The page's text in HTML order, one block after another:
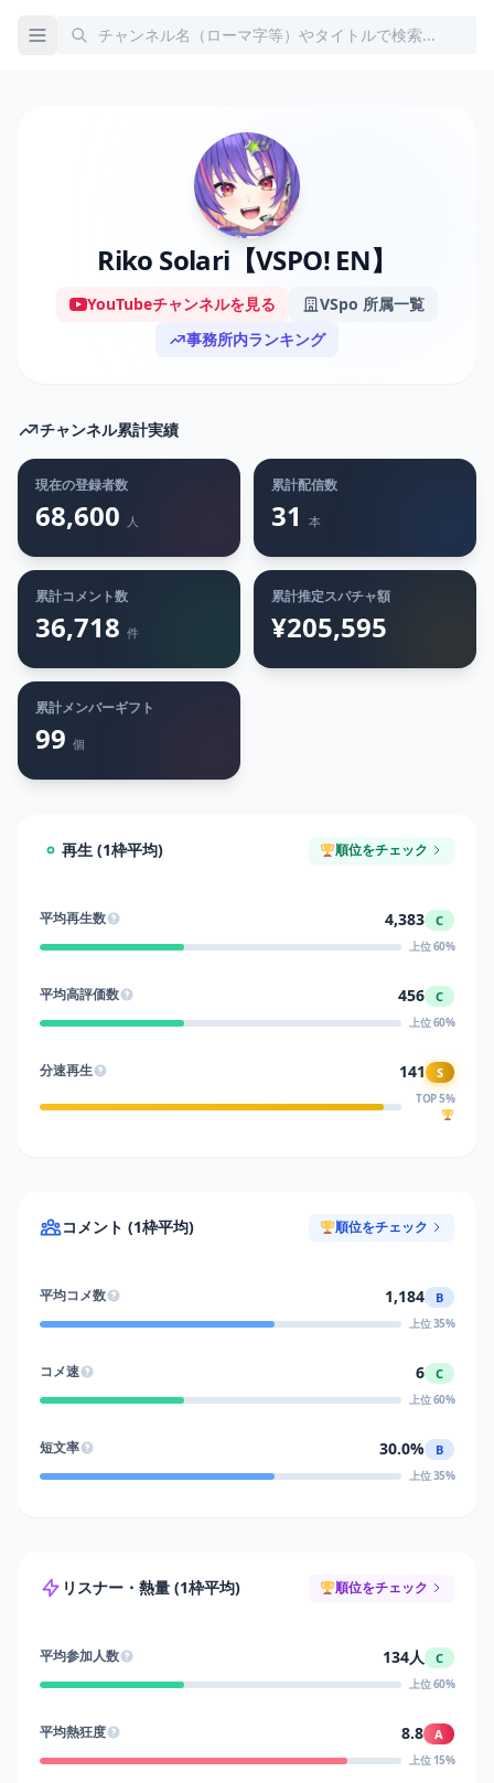
Riko Solari【VSPO! EN】
YouTubeチャンネルを見る
VSpo 所属一覧
事務所内ランキング
チャンネル累計実績
現在の登録者数
68,600 人
累計配信数
31 本
累計コメント数
36,718 件
累計推定スパチャ額
¥205,595
累計メンバーギフト
99 個
再生 (1枠平均) 順位をチェック
平均再生数 4,383 C
上位 60%
平均高評価数 456 C
上位 60%
分速再生 141 S
TOP 5%
コメント (1枠平均) 順位をチェック
平均コメ数 1,184 B
上位 35%
コメ速 6 C
上位 60%
短文率 30.0% B
上位 35%
リスナー・熱量 (1枠平均) 順位をチェック
平均参加人数 134人 C
上位 60%
平均熱狂度 8.8 A
上位 15%